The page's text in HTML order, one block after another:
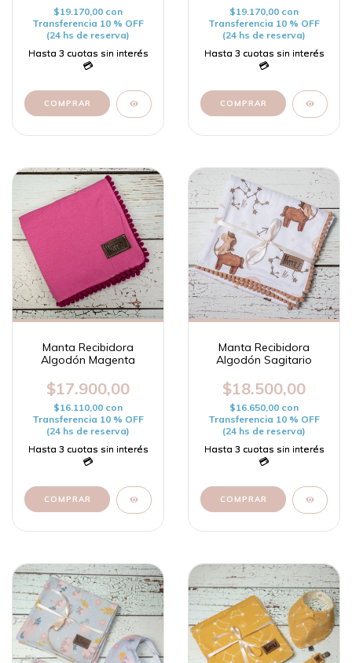
$19.170,00 con
Transferencia 10 % OFF
(24 hs de reserva)
$19.170,00 con
Transferencia 10 % OFF
(24 hs de reserva)
Manta Recibidora
Algodón Magenta
$17.900,00
$16.110,00 con
Transferencia 10 % OFF
(24 hs de reserva)
Manta Recibidora
Algodón Sagitario
$18.500,00
$16.650,00 con
Transferencia 10 % OFF
(24 hs de reserva)